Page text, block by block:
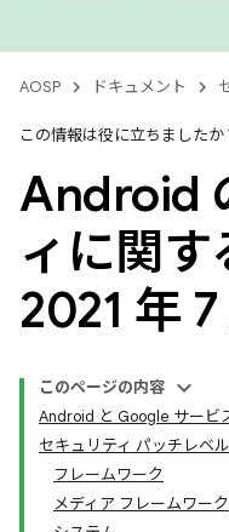
AOSP ドキュメント
この情報は役に立ちましたか
Android
ィに関す
2021 年 7
このページの内容
Android と Google サービ
セキュリティ パッチレベ
フレームワーク
メディア フレームワーク